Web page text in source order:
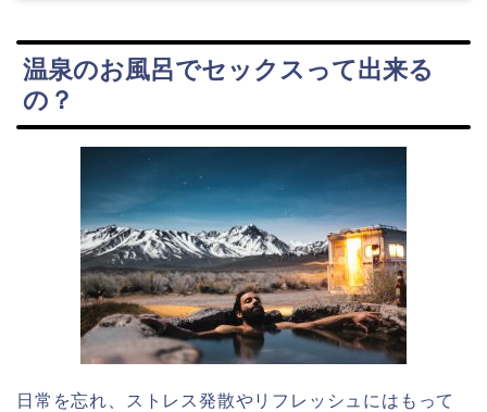
温泉のお風呂でセックスって出来る
の？
日常を忘れ、ストレス発散やリフレッシュにはもって